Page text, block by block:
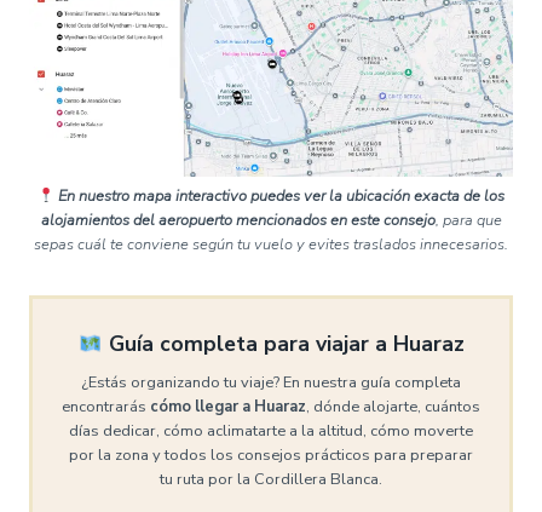
En nuestro mapa interactivo puedes ver la ubicación exacta de los
alojamientos del aeropuerto mencionados en este consejo, para que
sepas cuál te conviene según tu vuelo y evites traslados innecesarios.
Guía completa para viajar a Huaraz
¿Estás organizando tu viaje? En nuestra guía completa
encontrarás cómo llegar a Huaraz, dónde alojarte, cuántos
días dedicar, cómo aclimatarte a la altitud, cómo moverte
por la zona y todos los consejos prácticos para preparar
tu ruta por la Cordillera Blanca.